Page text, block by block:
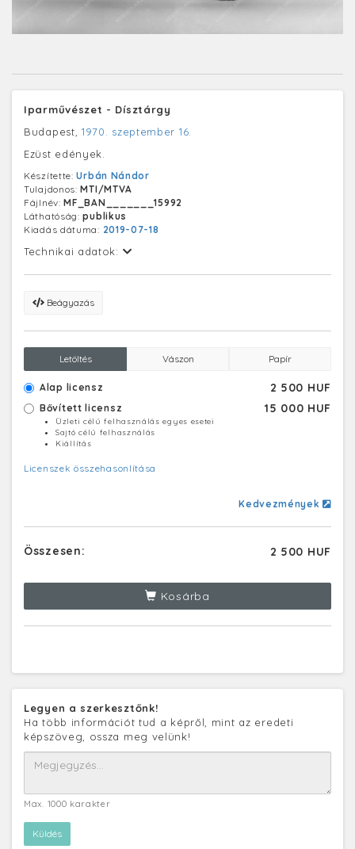
Iparművészet - Dísztárgy
Budapest, 1970. szeptember 16.
Ezüst edények.
Készítette:Urbán Nándor
Tulajdonos:MTI/MTVA
Fájlnév:MF_BAN_______15992
Láthatóság:publikus
Kiadás dátuma: 2019-07-18
Technikai adatok:
Beágyazás
Letöltés Vászon Papír
Alap licensz 2 500 HUF
Bővített licensz 15 000 HUF
Üzleti célú felhasználás egyes esetei
Sajtó célú felhasználás
Kiállítás
Licenszek összehasonlítása
Kedvezmények
Összesen: 2 500 HUF
Kosárba
Legyen a szerkesztőnk!
Ha több információt tud a képről, mint az eredeti
képszöveg, ossza meg velünk!
Max. 1000 karakter